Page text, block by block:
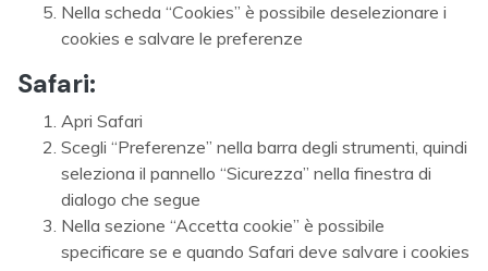
Nella scheda “Cookies” è possibile deselezionare i
cookies e salvare le preferenze
Safari:
Apri Safari
Scegli “Preferenze” nella barra degli strumenti, quindi
seleziona il pannello “Sicurezza” nella finestra di
dialogo che segue
Nella sezione “Accetta cookie” è possibile
specificare se e quando Safari deve salvare i cookies